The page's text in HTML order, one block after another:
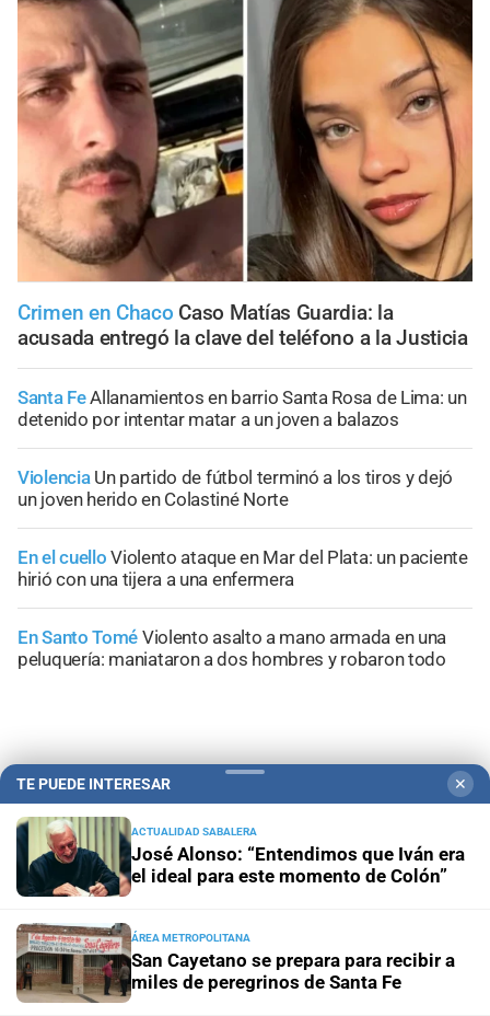
Crimen en Chaco Caso Matías Guardia: la
acusada entregó la clave del teléfono a la Justicia
Santa FeAllanamientos en barrio Santa Rosa de Lima: un
detenido por intentar matar a un joven a balazos
Violencia Un partido de fútbol terminó a los tiros y dejó
un joven herido en Colastiné Norte
En el cuello Violento ataque en Mar del Plata: un paciente
hirió con una tijera a una enfermera
En Santo Tomé Violento asalto a mano armada en una
peluquería: maniataron a dos hombres y robaron todo
+Información General
TE PUEDE INTERESAR ✕
ACTUALIDAD SABALERA
José Alonso: “Entendimos que Iván era
el ideal para este momento de Colón”
ÁREA METROPOLITANA
San Cayetano se prepara para recibir a
miles de peregrinos de Santa Fe